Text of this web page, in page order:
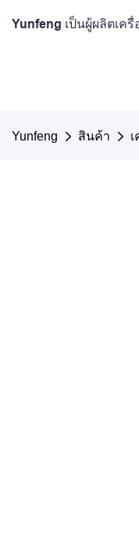
Yunfeng เป็นผู้ผลิตเค
Yunfeng สินค้า